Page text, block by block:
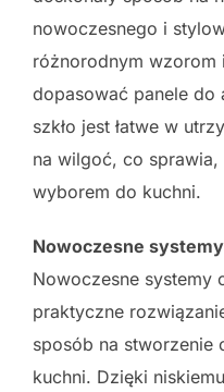
nowoczesnego i
różnorodnym wzorom
dopasować panele do
szkło jest łatwe w
na wilgoć, co sprawia,
wyborem do kuchni.
Nowoczesne
Nowoczesne systemy
praktyczne
sposób na stworzenie
kuchni. Dzięki